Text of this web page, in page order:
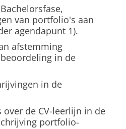
van portfolio's aan
agendapunt 1).
afstemming
in de
in de
de CV-leerlijn in de
portfolio-